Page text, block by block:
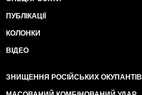
ПУБЛІКАЦІЇ
КОЛОНКИ
ВІДЕО
ЗНИЩЕННЯ РОСІЙСЬКИХ ОКУПАНТІВ